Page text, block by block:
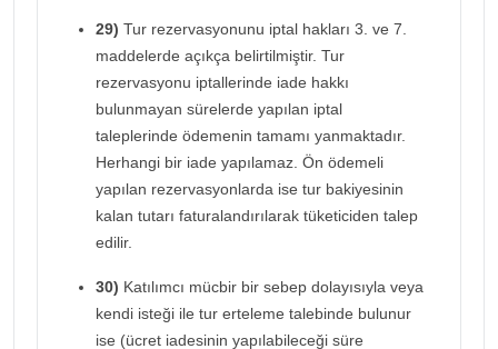
29) Tur rezervasyonunu iptal hakları 3. ve 7.
maddelerde açıkça belirtilmiştir. Tur
rezervasyonu iptallerinde iade hakkı
bulunmayan sürelerde yapılan iptal
taleplerinde ödemenin tamamı yanmaktadır.
Herhangi bir iade yapılamaz. Ön ödemeli
yapılan rezervasyonlarda ise tur bakiyesinin
kalan tutarı faturalandırılarak tüketiciden talep
edilir.
30) Katılımcı mücbir bir sebep dolayısıyla veya
kendi isteği ile tur erteleme talebinde bulunur
ise (ücret iadesinin yapılabileceği süre